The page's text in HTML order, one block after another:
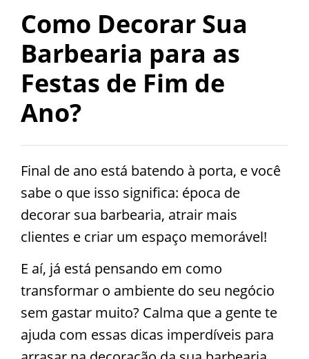
Como Decorar Sua
Barbearia para as
Festas de Fim de
Ano?
Final de ano está batendo à porta, e você
sabe o que isso significa: época de
decorar sua barbearia, atrair mais
clientes e criar um espaço memorável!
E aí, já está pensando em como
transformar o ambiente do seu negócio
sem gastar muito? Calma que a gente te
ajuda com essas dicas imperdíveis para